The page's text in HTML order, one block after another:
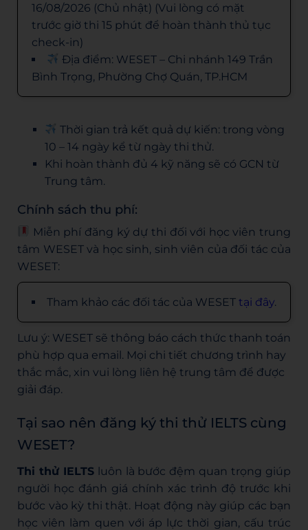
16/08/2026 (Chủ nhật) (Vui lòng có mặt
trước giờ thi 15 phút để hoàn thành thủ tục
check-in)
Địa điểm: WESET – Chi nhánh 149 Trần
Bình Trọng, Phường Chợ Quán, TP.HCM
Thời gian trả kết quả dự kiến: trong vòng
10 – 14 ngày kể từ ngày thi thử.
Khi hoàn thành đủ 4 kỹ năng sẽ có GCN từ
Trung tâm.
Chính sách thu phí:
Miễn phí đăng ký dự thi đối với học viên trung
tâm WESET và học sinh, sinh viên của đối tác của
WESET:
Tham khảo các đối tác của WESET tại đây.
Lưu ý: WESET sẽ thông báo cách thức thanh toán
phù hợp qua email. Mọi chi tiết chương trình hay
thắc mắc, xin vui lòng liên hệ trung tâm để được
giải đáp.
Tại sao nên đăng ký thi thử IELTS cùng
WESET?
Thi thử IELTSluôn là bước đệm quan trọng giúp
người học đánh giá chính xác trình độ trước khi
bước vào kỳ thi thật. Hoạt động này giúp các bạn
học viên làm quen với áp lực thời gian, cấu trúc